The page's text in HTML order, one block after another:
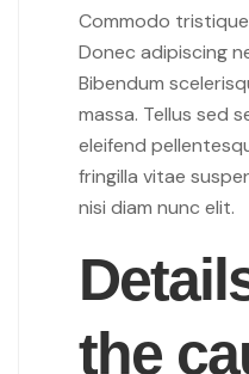
Commodo
Donec adipiscing
Bibendum
massa. Tellus sed
eleifend
fringilla vitae
nisi diam nunc elit.
the